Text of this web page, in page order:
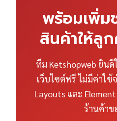
พร้อมเพิ่ม
สินค้าให้ลู
ทีม Ketshopweb ยิน
เว็บไซต์ฟรี ไม่มีค่าใช้
Layouts และ
ร้านค้า